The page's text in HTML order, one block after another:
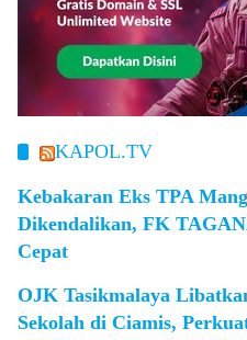
KAPOL.TV
Kebakaran Eks TPA
Dikendalikan, FK
Cepat
OJK Tasikmalaya
Sekolah di Ciamis,